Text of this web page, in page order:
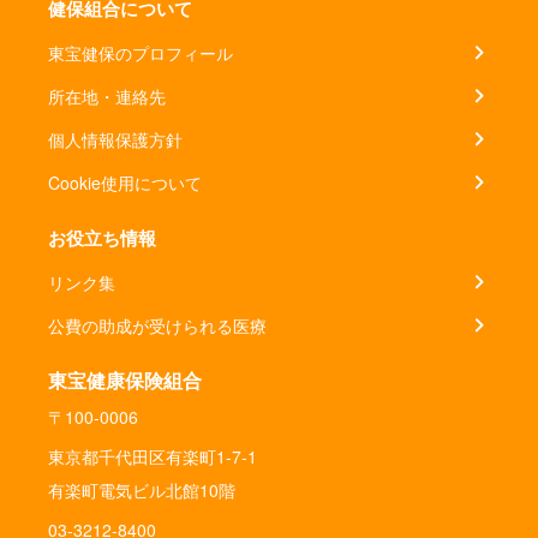
健保組合について
東宝健保のプロフィール
所在地・連絡先
個人情報保護方針
Cookie使用について
お役立ち情報
リンク集
公費の助成が受けられる医療
東宝健康保険組合
〒100-0006
東京都千代田区有楽町1-7-1
有楽町電気ビル北館10階
03-3212-8400